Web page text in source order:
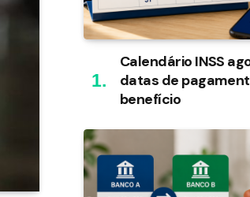
Calendário INSS
datas de
benefício